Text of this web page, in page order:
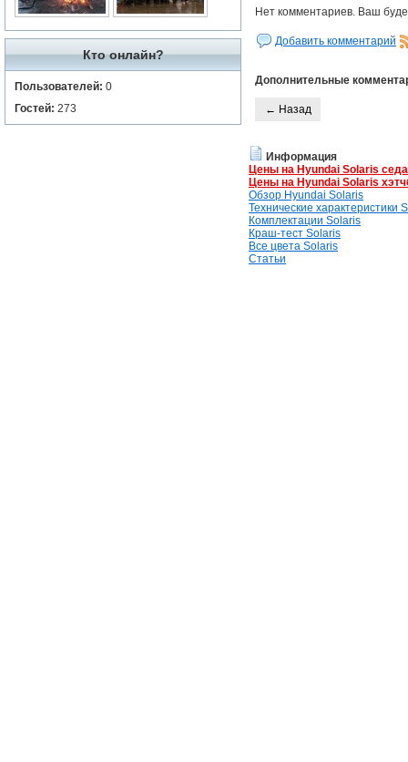
Кто онлайн?
Пользователей: 0
Гостей: 273
Нет комментариев. Ваш
Добавить комментарий
Дополнительные
← Назад
Информация
Цены на Hyundai Solaris
Цены на Hyundai Solaris
Обзор Hyundai Solaris
Технические характеристики
Комплектации Solaris
Краш-тест Solaris
Все цвета Solaris
Статьи